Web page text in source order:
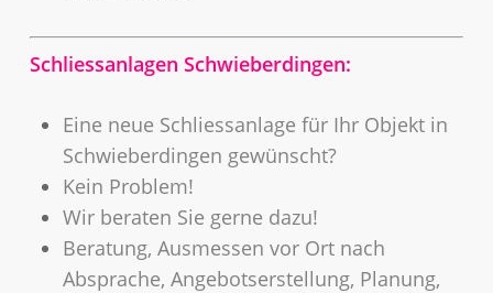
Schliessanlagen Schwieberdingen:
Eine neue Schliessanlage für Ihr Objekt in
Schwieberdingen gewünscht?
Kein Problem!
Wir beraten Sie gerne dazu!
Beratung, Ausmessen vor Ort nach
Absprache, Angebotserstellung, Planung,